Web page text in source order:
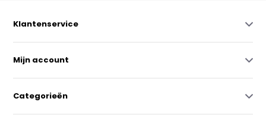
Klantenservice
Mijn account
Categorieën